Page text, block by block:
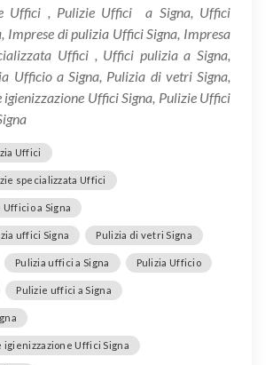
Uffici , Pulizie Uffici a Signa, Uffici
Imprese di pulizia Uffici Signa, Impresa
Uffici , Uffici pulizia a Signa,
Ufficio a Signa, Pulizia di vetri Signa,
igienizzazione Uffici Signa, Pulizie Uffici
Uffici
specializzata Uffici
Ufficio a Signa
uffici Signa Pulizia di vetri Signa
Pulizia uffici a Signa Pulizia Ufficio
Pulizie uffici a Signa
igienizzazione Uffici Signa